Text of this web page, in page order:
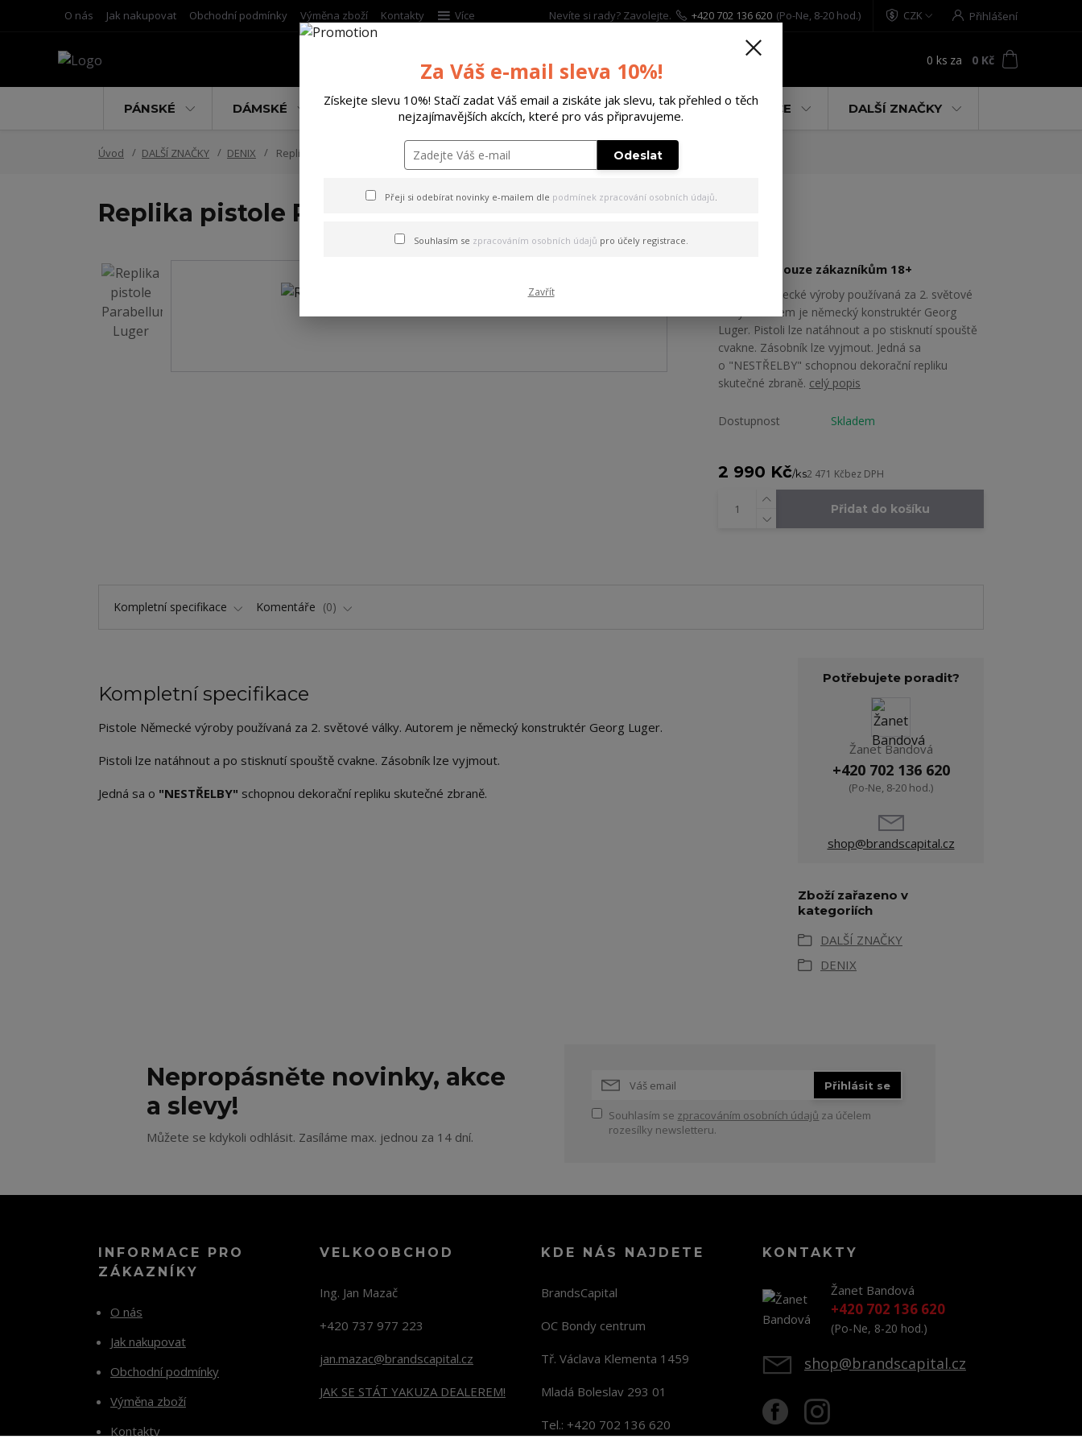
O nás Jak nakupovat Obchodní podmínky Výměna zboží Kontakty Více CZK Přihlášení
Nevíte si rady? Zavolejte. +420 702 136 620 (Po-Ne, 8-20 hod.)
0 ks za 0 Kč
PÁNSKÉ DÁMSKÉ DĚTSKÉ DOPLŇKY DÁRKOVÉ POUKAZY % AKCE DALŠÍ ZNAČKY
Úvod DALŠÍ ZNAČKY DENIX Replika pistole Parabellum Luger P08 dřevo
Replika pistole Parabellum Luger P08 dřevo
Prodejné pouze zákazníkům 18+
Pistole Německé výroby používaná za 2. světové
války. Autorem je německý konstruktér Georg
Luger. Pistoli lze natáhnout a po stisknutí spouště
cvakne. Zásobník lze vyjmout. Jedná sa
o "NESTŘELBY" schopnou dekorační repliku
skutečné zbraně. celý popis
Dostupnost Skladem
2 990 Kč/ks2 471 Kčbez DPH
Přidat do košíku
Kompletní specifikace Komentáře 0
Kompletní specifikace
Pistole Německé výroby používaná za 2. světové války. Autorem je německý konstruktér Georg Luger.
Pistoli lze natáhnout a po stisknutí spouště cvakne. Zásobník lze vyjmout.
Jedná sa o "NESTŘELBY" schopnou dekorační repliku skutečné zbraně.
Potřebujete poradit?
Žanet Bandová
+420 702 136 620
(Po-Ne, 8-20 hod.)
shop@brandscapital.cz
Zboží zařazeno v
kategoriích
DALŠÍ ZNAČKY
DENIX
Nepropásněte novinky, akce
a slevy!
Můžete se kdykoli odhlásit. Zasíláme max. jednou za 14 dní.
Přihlásit se
Souhlasím se zpracováním osobních údajů za účelem
rozesílky newsletteru.
INFORMACE PRO
ZÁKAZNÍKY
O nás
Jak nakupovat
Obchodní podmínky
Výměna zboží
Kontakty
VELKOOBCHOD
Ing. Jan Mazač
+420 737 977 223
jan.mazac@brandscapital.cz
JAK SE STÁT YAKUZA DEALEREM!
KDE NÁS NAJDETE
BrandsCapital
OC Bondy centrum
Tř. Václava Klementa 1459
Mladá Boleslav 293 01
Tel.: +420 702 136 620
KONTAKTY
Žanet Bandová
+420 702 136 620
(Po-Ne, 8-20 hod.)
shop@brandscapital.cz
Za Váš e-mail sleva 10%!
Získejte slevu 10%! Stačí zadat Váš email a ziskáte jak slevu, tak přehled o těch
nejzajímavějších akcích, které pro vás připravujeme.
Odeslat
Přeji si odebírat novinky e-mailem dle podmínek zpracování osobních údajů.
Souhlasím se zpracováním osobních údajů pro účely registrace.
Zavřít